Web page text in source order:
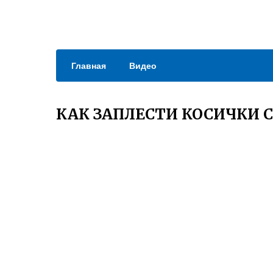
Главная Видео
КАК ЗАПЛЕСТИ КОСИЧКИ